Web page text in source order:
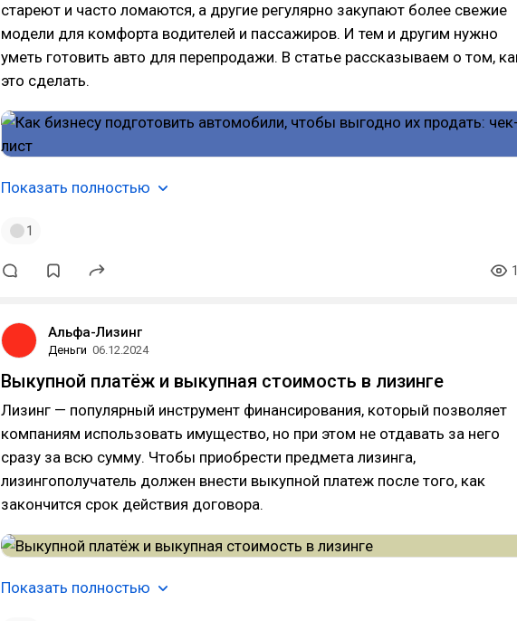
стареют и часто ломаются, а другие регулярно закупают более свежие
модели для комфорта водителей и пассажиров. И тем и другим нужно
уметь готовить авто для перепродажи. В статье рассказываем о том,
это сделать.
Показать полностью
1
Альфа-Лизинг
Деньги 06.12.2024
Выкупной платёж и выкупная стоимость в лизинге
Лизинг — популярный инструмент финансирования, который позволяет
компаниям использовать имущество, но при этом не отдавать за него
сразу за всю сумму. Чтобы приобрести предмета лизинга,
лизингополучатель должен внести выкупной платеж после того, как
закончится срок действия договора.
Показать полностью